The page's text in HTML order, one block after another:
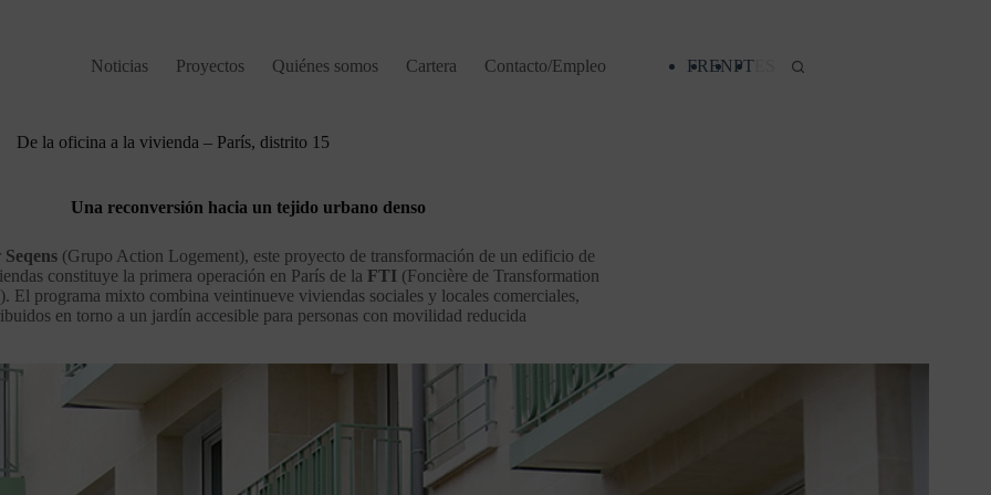
Noticias
Proyectos Quiénes somos Cartera Contacto/Empleo FRENPTES
De la oficina a la vivienda – París, distrito 15
Una reconversión hacia un tejido urbano denso
Seqens (Grupo Action Logement), este proyecto de transformación de un edificio de
constituye la primera operación en París de la FTI (Foncière de Transformation
El programa mixto combina veintinueve viviendas sociales y locales comerciales,
en torno a un jardín accesible para personas con movilidad reducida